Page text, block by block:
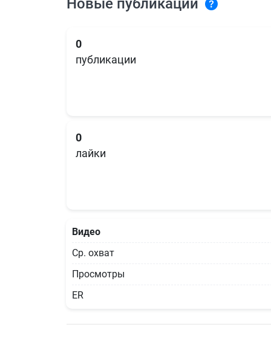
Новые публикации
0
публикации
0
лайки
Видео
Ср. охват
Просмотры
ER